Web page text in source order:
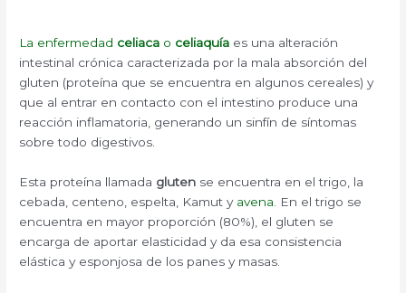
La enfermedad celiaca o celiaquía es una alteración
intestinal crónica caracterizada por la mala absorción del
gluten (proteína que se encuentra en algunos cereales) y
que al entrar en contacto con el intestino produce una
reacción inflamatoria, generando un sinfín de síntomas
sobre todo digestivos.
Esta proteína llamada gluten se encuentra en el trigo, la
cebada, centeno, espelta, Kamut y avena. En el trigo se
encuentra en mayor proporción (80%), el gluten se
encarga de aportar elasticidad y da esa consistencia
elástica y esponjosa de los panes y masas.